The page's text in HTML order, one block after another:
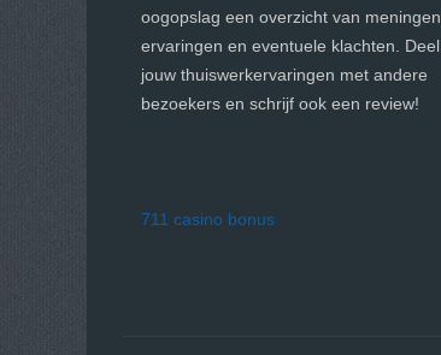
oogopslag een overzicht van meningen,
ervaringen en eventuele klachten. Deel
jouw thuiswerkervaringen met andere
bezoekers en schrijf ook een review!
711 casino bonus